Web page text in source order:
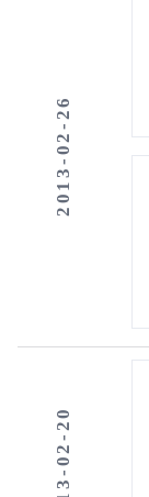
2013-02-26
2013-02-20